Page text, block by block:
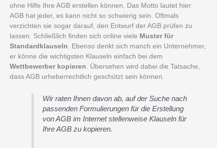
ohne Hilfe Ihre AGB erstellen können. Das Motto lautet hier:
AGB hat jeder, es kann nicht so schwierig sein. Oftmals
verzichten sie sogar darauf, den Entwurf der AGB prüfen zu
lassen. Schließlich finden sich online viele Muster für
Standardklauseln . Ebenso denkt sich manch ein Unternehmer,
er könne die wichtigsten Klauseln einfach bei dem
Wettbewerber kopieren
Übersehen wird dabei die Tatsache,
dass AGB urheberrechtlich geschützt sein können.
Wir raten Ihnen davon ab, auf der Suche nach
passenden Formulierungen für die Erstellung
von AGB im Internet stellenweise Klauseln für
Ihre AGB zu kopieren.